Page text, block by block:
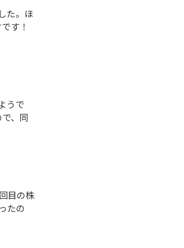
す！
、同
たの